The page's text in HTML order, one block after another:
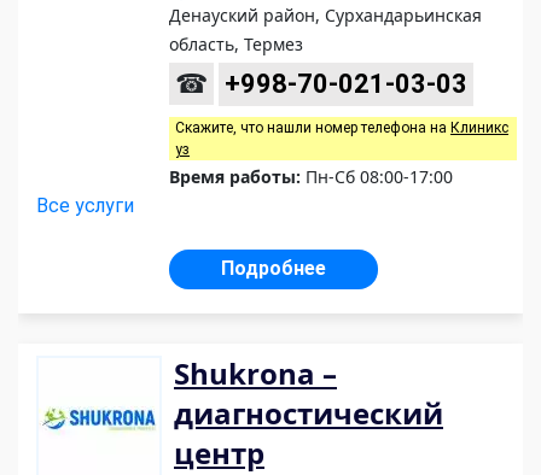
Денауский район, Сурхандарьинская
область, Термез
☎ +998-70-021-03-03
Скажите, что нашли номер телефона на Клиникс
уз
Время работы: Пн-Сб 08:00-17:00
Все услуги
Подробнее
Shukrona –
диагностический
центр